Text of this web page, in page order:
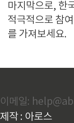
마지막으로, 한
적극적으로 참
를 가져보세요.
이메일:
제작 : 아로스